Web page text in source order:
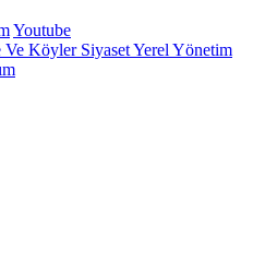
Youtube
Ve KöylerSiyasetYerel Yönetim